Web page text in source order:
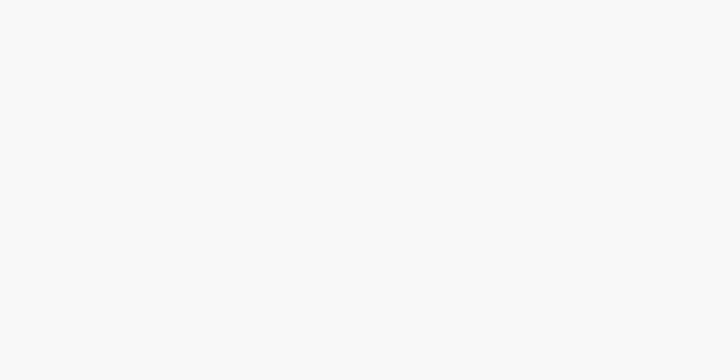
comunicación con Alicante, Murcia, sus aeropuertos y municipios costeros vecinos permite disfrutar de un
fuerte y una demanda internacional constante.
de alquiler turístico y residencial, además de garantizar una revalorización sólida a medio y largo
energética y mayor durabilidad, sino también seguridad estructural, mejores materiales y garantías
de reformas, lista para entrar a vivir y con una calidad constructiva que marca la diferencia.
al alza
Su privacidad, luminosidad, vistas privilegiadas y mayor superficie exterior los convierten en
mantiene un valor añadido superior